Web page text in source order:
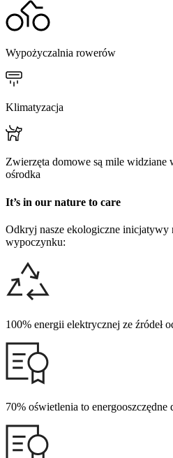
Wypożyczalnia rowerów
Klimatyzacja
Zwierzęta domowe są mile widziane
ośrodka
It’s in our nature to care
Odkryj nasze ekologiczne inicjatywy
wypoczynku:
100% energii elektrycznej ze źródeł
70% oświetlenia to